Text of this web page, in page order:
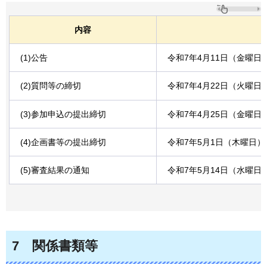
内容
(1)公告 令和7年4月11日（金曜日
(2)質問等の締切 令和7年4月22日（火曜日
(3)参加申込の提出締切 令和7年4月25日（金曜日
(4)企画書等の提出締切 令和7年5月1日（木曜日
(5)審査結果の通知 令和7年5月14日（水曜日
7 関係書類等